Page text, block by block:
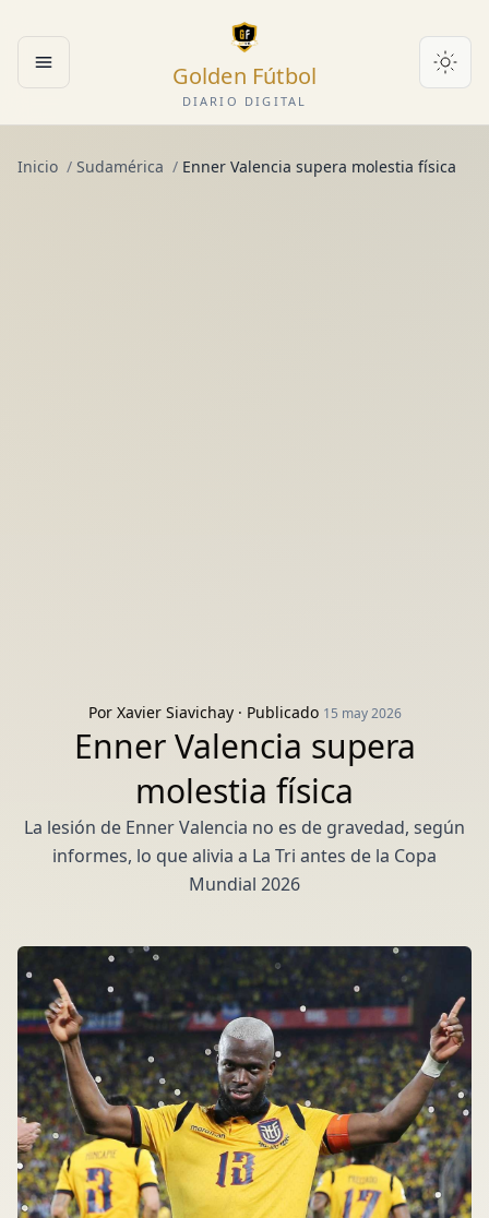
Abrir menú Golden Fútbol
DIARIO DIGITAL
Inicio / Sudamérica / Enner Valencia supera molestia física
Por Xavier Siavichay· Publicado 15 may 2026
Enner Valencia supera
molestia física
La lesión de Enner Valencia no es de gravedad, según
informes, lo que alivia a La Tri antes de la Copa
Mundial 2026